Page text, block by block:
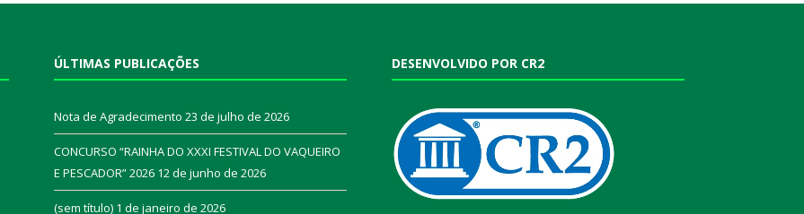
ÚLTIMAS PUBLICAÇÕES
Nota de Agradecimento 23 de julho de 2026
CONCURSO “RAINHA DO XXXI FESTIVAL DO VAQUEIRO
E PESCADOR” 2026 12 de junho de 2026
(sem título) 1 de janeiro de 2026
DESENVOLVIDO POR CR2